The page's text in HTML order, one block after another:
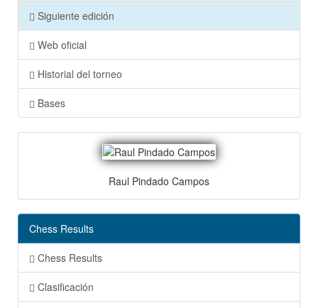
Siguiente edición
Web oficial
Historial del torneo
Bases
Raul Pindado Campos
Chess Results
Chess Results
Clasificación